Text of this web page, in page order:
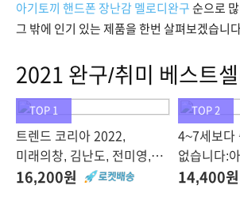
아기토끼 핸드폰 장난감 멜로디완구 순으로
그 밖에 인기 있는 제품을 한번 살펴보겠습니
2021 완구/취미 베스트셀
TOP 1
트렌드 코리아 2022,
미래의창, 김난도, 전미영,
최지혜 외 6인
16,200원
TOP 2
4~7세보다
없습니다:
발달을 키
14,400원